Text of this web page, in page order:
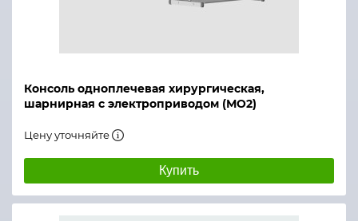
Консоль одноплечевая хирургическая,
шарнирная с электроприводом (МО2)
Цену уточняйте
Купить